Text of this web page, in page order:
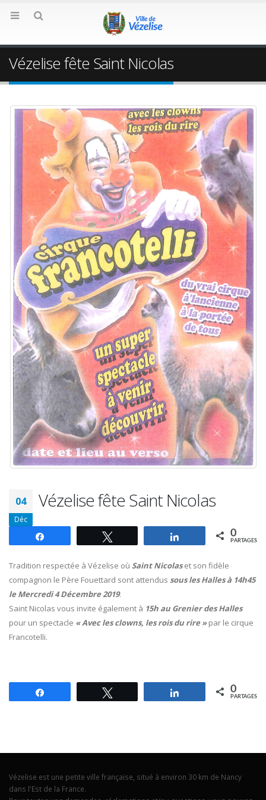
Vézelise fête Saint Nicolas
04
Déc
Vézelise fête Saint Nicolas
Partagez 0
PARTAGES
Tradition respectée à Vézelise où Saint Nicolaset son fidèle
compagnon le Père Fouettard sont attendus sous les Halles à 14h45
le Mercredi 4 Décembre 2019.
Saint Nicolas vous invite également à 15h au Grenier des Halles
pour un spectacle « Avec les clowns, les rois du rire »par le cirque
Francotelli.
Partagez 0
PARTAGES
Vézelise est une petite ville française, situé à environ 30 km de Nancy
dans l'Est de la France.